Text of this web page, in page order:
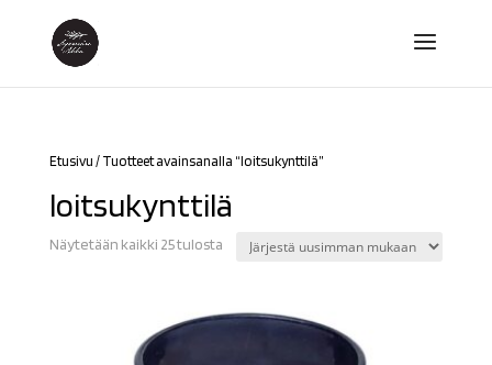
Etusivu / Tuotteet avainsanalla “loitsukynttilä”
loitsukynttilä
Näytetään kaikki 25 tulostaSorted